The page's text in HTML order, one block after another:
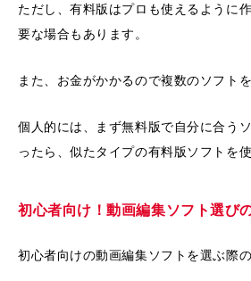
ただし、有料版はプロも使えるように
要な場合もあります。
また、お金がかかるので複数のソフト
個人的には、まず無料版で自分に合う
ったら、似たタイプの有料版ソフトを
初心者向け！動画編集ソフト選び
初心者向けの動画編集ソフトを選ぶ際